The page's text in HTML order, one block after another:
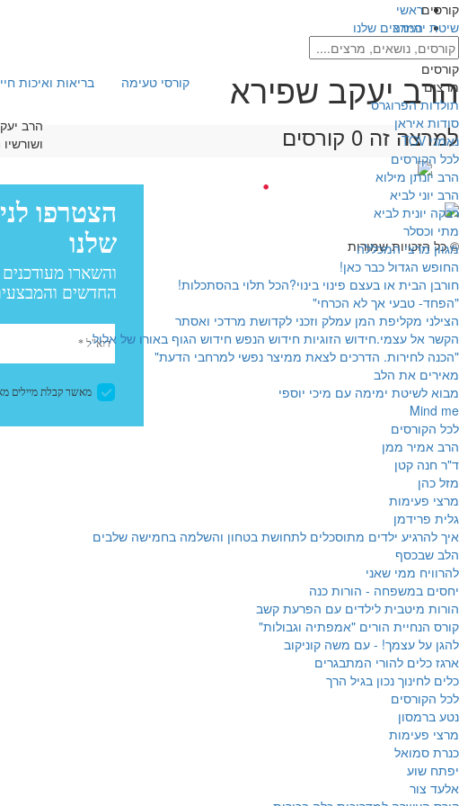
קורסים
שיטת ימימה
בריאות ואיכות קורסי טעימה
קורסים
מרצים
תולדות הפרוגרס
סודות איראן
נאמני TOV
לכל הקורסים
הרב יונתן מילוא
הרב יוני לביא
רבקה יונית לביא
מתי וכסלר
מגוון מרצי המכללה
החופש הגדול כבר כאן!
חורבן הבית או בעצם פינוי בינוי?הכל תלוי בהסתכלות!
"הפחד- טבעי אך לא הכרחי"
הצילני מקליפת המן עמלק וזכני לקדושת מרדכי ואסתר
הקשר אל עצמי.חידוש הזוגיות חידוש הנפש חידוש הגוף באורו של אלול.
"הכנה לחירות. הדרכים לצאת ממיצר נפשי למרחבי הדעת"
מאירים את הלב
מבוא לשיטת ימימה עם מיכי יוספי
Mind me
לכל הקורסים
הרב אמיר ממן
ד"ר חנה קטן
מזל כהן
מרצי פעימות
גלית פרידמן
איך להרגיע ילדים מתוסכלים לתחושת בטחון והשלמה בחמישה שלבים
הלב שבכסף
להרוויח ממי שאני
יחסים במשפחה - הורות כנה
הורות מיטבית לילדים עם הפרעת קשב
קורס הנחיית הורים "אמפתיה וגבולות"
להגן על עצמך! - עם משה קוניקוב
ארגז כלים להורי המתבגרים
כלים לחינוך נכון בגיל הרך
לכל הקורסים
נטע ברמסון
מרצי פעימות
כנרת סמואל
יפתח שוע
אלעד צור
ראשי
המרצים שלנו
הרב יעקב שפירא
הרב יעקב שפירא
הרב
למרצה זה 0 קורסים
עיצוב:
עיצוב: בייגל סטודיו
© כל הזכויות שמורות